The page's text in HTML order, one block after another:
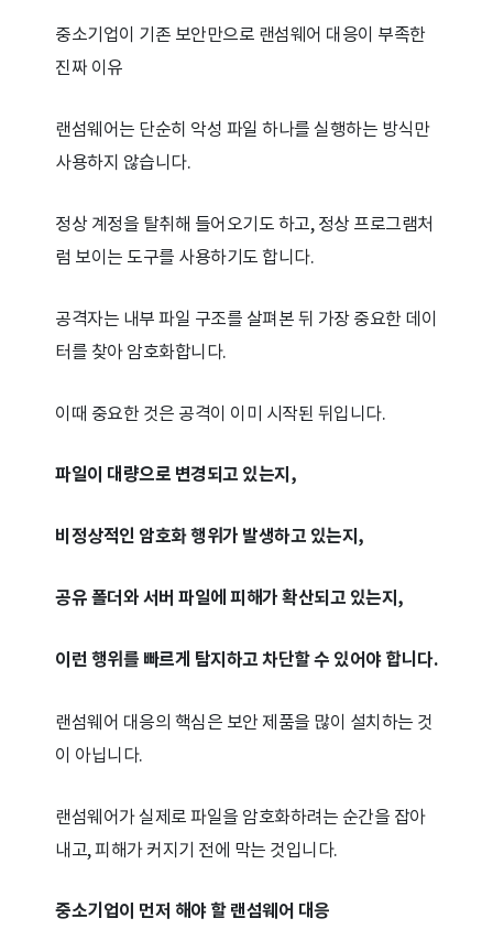
중소기업이 기존 보안만으로 랜섬웨어 대응이 부족한
진짜 이유
랜섬웨어는 단순히 악성 파일 하나를 실행하는 방식만
사용하지 않습니다.
정상 계정을 탈취해 들어오기도 하고, 정상 프로그램처
럼 보이는 도구를 사용하기도 합니다.
공격자는 내부 파일 구조를 살펴본 뒤 가장 중요한 데이
터를 찾아 암호화합니다.
이때 중요한 것은 공격이 이미 시작된 뒤입니다.
파일이 대량으로 변경되고 있는지,
비정상적인 암호화 행위가 발생하고 있는지,
공유 폴더와 서버 파일에 피해가 확산되고 있는지,
이런 행위를 빠르게 탐지하고 차단할 수 있어야 합니다.
랜섬웨어 대응의 핵심은 보안 제품을 많이 설치하는 것
이 아닙니다.
랜섬웨어가 실제로 파일을 암호화하려는 순간을 잡아
내고, 피해가 커지기 전에 막는 것입니다.
중소기업이 먼저 해야 할 랜섬웨어 대응